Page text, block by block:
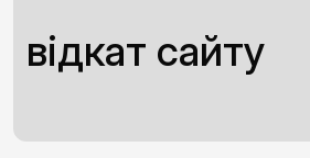
відкат сайту